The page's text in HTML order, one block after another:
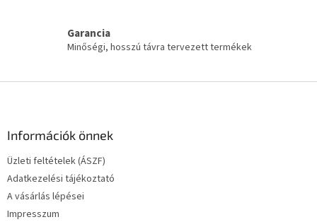
m
Garancia
Minőségi, hosszú távra tervezett termékek
Információk önnek
Üzleti feltételek (ÁSZF)
Adatkezelési tájékoztató
A vásárlás lépései
Impresszum